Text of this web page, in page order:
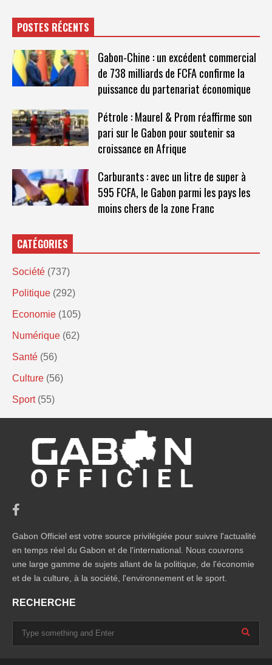
POSTES RÉCENTS
Gabon-Chine : un excédent commercial
de 738 milliards de FCFA confirme la
puissance du partenariat économique
Pétrole : Maurel & Prom réaffirme son
pari sur le Gabon pour soutenir sa
croissance en Afrique
Carburants : avec un litre de super à
595 FCFA, le Gabon parmi les pays les
moins chers de la zone Franc
CATÉGORIES
Société (737)
Politique (292)
Economie (105)
Numérique (62)
Santé (56)
Culture (56)
Sport (55)
Gabon Officiel est votre source privilégiée pour suivre l'actualité
en temps réel du Gabon et de l'international. Nous couvrons
une large gamme de sujets allant de la politique, de l'économie
et de la culture, à la société, l'environnement et le sport.
RECHERCHE